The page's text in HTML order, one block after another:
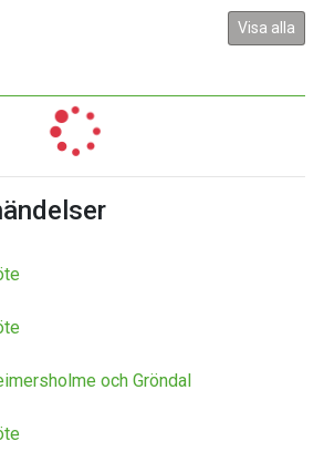
Visa alla
och Gröndal